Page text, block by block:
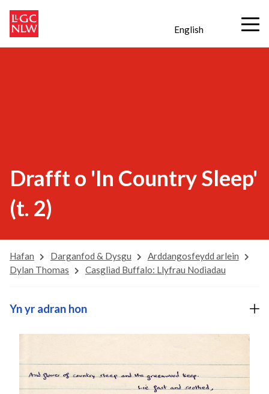
English
Drafft o 'In Country Sleep'
(t. 2)
Hafan Darganfod & Dysgu
Arddangosfeydd arlein
Dylan Thomas
Casgliad Buffalo: Llyfrau Nodiadau
Yn yr adran hon